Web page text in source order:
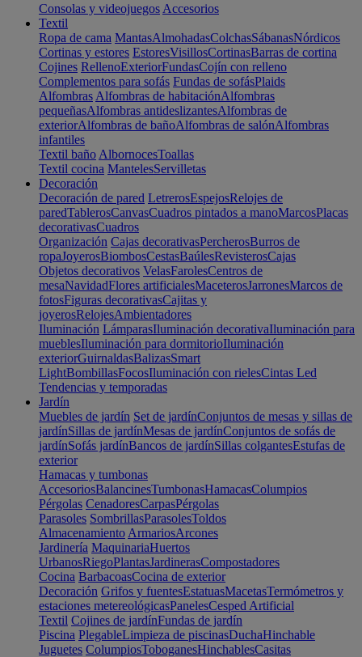
Consolas y videojuegos Accesorios
Textil
Ropa de cama MantasAlmohadasColchasSábanasNórdicos
Cortinas y estores EstoresVisillosCortinasBarras de cortina
Cojines RellenoExteriorFundasCojín con relleno
Complementos para sofás Fundas de sofásPlaids
Alfombras Alfombras de habitaciónAlfombras
pequeñasAlfombras antideslizantesAlfombras de
exteriorAlfombras de bañoAlfombras de salónAlfombras
infantiles
Textil baño AlbornocesToallas
Textil cocina MantelesServilletas
Decoración
Decoración de pared LetrerosEspejosRelojes de
paredTablerosCanvasCuadros pintados a manoMarcosPlacas
decorativasCuadros
Organización Cajas decorativasPercherosBurros de
ropaJoyerosBiombosCestasBaúlesRevisterosCajas
Objetos decorativos VelasFarolesCentros de
mesaNavidadFlores artificialesMaceterosJarronesMarcos de
fotosFiguras decorativasCajitas y
joyerosRelojesAmbientadores
Iluminación LámparasIluminación decorativaIluminación para
mueblesIluminación para dormitorioIluminación
exteriorGuirnaldasBalizasSmart
LightBombillasFocosIluminación con rielesCintas Led
Tendencias y temporadas
Jardín
Muebles de jardín Set de jardínConjuntos de mesas y sillas de
jardínSillas de jardínMesas de jardínConjuntos de sofás de
jardínSofás jardínBancos de jardínSillas colgantesEstufas de
exterior
Hamacas y tumbonas
AccesoriosBalancinesTumbonasHamacasColumpios
Pérgolas CenadoresCarpasPérgolas
Parasoles SombrillasParasolesToldos
Almacenamiento ArmariosArcones
Jardinería MaquinariaHuertos
UrbanosRiegoPlantasJardinerasCompostadores
Cocina BarbacoasCocina de exterior
Decoración Grifos y fuentesEstatuasMacetasTermómetros y
estaciones metereológicasPanelesCesped Artificial
Textil Cojines de jardínFundas de jardín
Piscina PlegableLimpieza de piscinasDuchaHinchable
Juguetes ColumpiosToboganesHinchablesCasitas